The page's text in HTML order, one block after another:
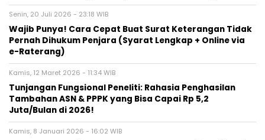
Senin, 20 Juli 2026 - 23:18 WIB
Wajib Punya! Cara Cepat Buat Surat Keterangan Tidak
Pernah Dihukum Penjara (Syarat Lengkap + Online via
e-Raterang)
Kamis, 12 Maret 2026 - 11:34 WIB
Tunjangan Fungsional Peneliti: Rahasia Penghasilan
Tambahan ASN & PPPK yang Bisa Capai Rp 5,2
Juta/Bulan di 2026!
Kamis, 8 Januari 2026 - 16:02 WIB